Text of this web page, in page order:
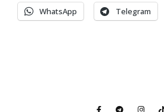
WhatsApp Telegram